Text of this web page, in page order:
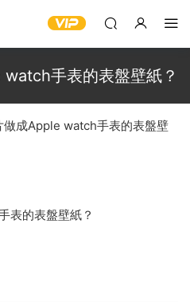
手表的表盤壁紙？
做成Apple watch手表的表盤壁
表的表盤壁紙？